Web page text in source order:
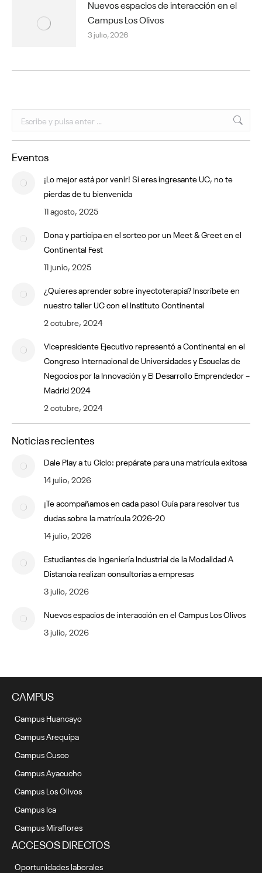
Nuevos espacios de interacción en el
Campus Los Olivos
3 julio, 2026
Buscar:
Eventos
¡Lo mejor está por venir! Si eres ingresante UC, no te
pierdas de tu bienvenida
11 agosto, 2025
Dona y participa en el sorteo por un Meet & Greet en el
Continental Fest
11 junio, 2025
¿Quieres aprender sobre inyectoterapia? Inscríbete en
nuestro taller UC con el Instituto Continental
2 octubre, 2024
Vicepresidente Ejecutivo representó a Continental en el
Congreso Internacional de Universidades y Escuelas de
Negocios por la Innovación y El Desarrollo Emprendedor –
Madrid 2024
2 octubre, 2024
Noticias recientes
Dale Play a tu Ciclo: prepárate para una matrícula exitosa
14 julio, 2026
¡Te acompañamos en cada paso! Guía para resolver tus
dudas sobre la matrícula 2026-20
14 julio, 2026
Estudiantes de Ingeniería Industrial de la Modalidad A
Distancia realizan consultorías a empresas
3 julio, 2026
Nuevos espacios de interacción en el Campus Los Olivos
3 julio, 2026
CAMPUS
Campus Huancayo
Campus Arequipa
Campus Cusco
Campus Ayacucho
Campus Los Olivos
Campus Ica
Campus Miraflores
ACCESOS DIRECTOS
Oportunidades laborales